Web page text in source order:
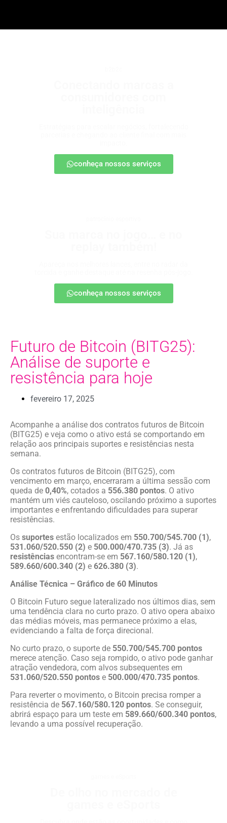
conheça nossos serviços
conheça nossos serviços
Futuro de Bitcoin (BITG25):
Análise de suporte e
resistência para hoje
fevereiro 17, 2025
Acompanhe a análise dos contratos futuros de Bitcoin
(BITG25) e veja como o ativo está se comportando em
relação aos principais suportes e resistências nesta
semana.
Os contratos futuros de Bitcoin (BITG25), com
vencimento em março, encerraram a última sessão com
queda de 0,40%, cotados a 556.380 pontos. O ativo
mantém um viés cauteloso, oscilando próximo a suportes
importantes e enfrentando dificuldades para superar
resistências.
Os suportes estão localizados em 550.700/545.700 (1),
531.060/520.550 (2) e 500.000/470.735 (3). Já as
resistências encontram-se em 567.160/580.120 (1),
589.660/600.340 (2) e 626.380 (3).
Análise Técnica – Gráfico de 60 Minutos
O Bitcoin Futuro segue lateralizado nos últimos dias, sem
uma tendência clara no curto prazo. O ativo opera abaixo
das médias móveis, mas permanece próximo a elas,
evidenciando a falta de força direcional.
No curto prazo, o suporte de 550.700/545.700 pontos
merece atenção. Caso seja rompido, o ativo pode ganhar
atração vendedora, com alvos subsequentes em
531.060/520.550 pontos e 500.000/470.735 pontos.
Para reverter o movimento, o Bitcoin precisa romper a
resistência de 567.160/580.120 pontos. Se conseguir,
abrirá espaço para um teste em 589.660/600.340 pontos,
levando a uma possível recuperação.